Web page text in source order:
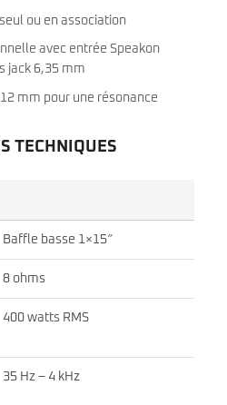
ou en association
avec entrée Speakon
jack 6,35 mm
mm pour une résonance
TECHNIQUES
Baffle basse 1×15″
8 ohms
400 watts RMS
35 Hz – 4 kHz